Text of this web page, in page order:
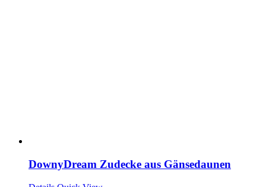
DownyDream Zudecke aus Gänsedaunen